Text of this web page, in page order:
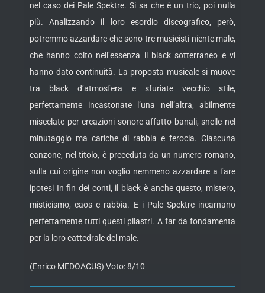
nel caso dei Pale Spektre. Si sa che è un trio, poi nulla
più.Analizzando il loro esordio discografico, però,
potremmo azzardare che sono tre musicisti niente male,
che hanno colto nell’essenza il black sotterraneo e vi
hanno dato continuità. La proposta musicale si muove
tra black d’atmosfera e sfuriate vecchio stile,
perfettamente incastonate l’una nell’altra, abilmente
miscelate per creazioni sonore affatto banali, snelle nel
minutaggio ma cariche di rabbia e ferocia. Ciascuna
canzone, nel titolo, è preceduta da un numero romano,
sulla cui origine non voglio nemmeno azzardare a fare
ipotesi In fin dei conti, il black è anche questo, mistero,
misticismo, caos e rabbia. E i Pale Spektre incarnano
perfettamente tutti questi pilastri. A far da fondamenta
per la loro cattedrale del male.
(Enrico MEDOACUS) Voto: 8/10